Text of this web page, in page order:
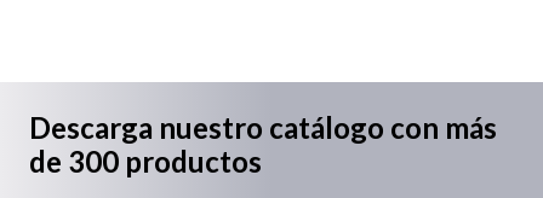
Descarga nuestro catálogo con más
de 300 productos